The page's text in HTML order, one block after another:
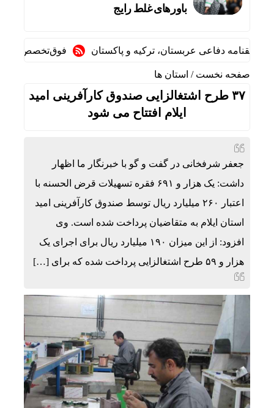
باورهای غلط رایج
دفاعی عربستان، ترکیه و پاکستان فوق‌تخصص نوزادان:
صفحه نخست / استان ها
۳۷ طرح اشتغالزایی صندوق کارآفرینی امید
ایلام افتتاح می شود
جعفر شرفخانی در گفت و گو با خبرنگار ما اظهار
داشت: یک هزار و ۶۹۱ فقره تسهیلات قرض الحسنه با
اعتبار ۲۶۰ میلیارد ریال توسط صندوق کارآفرینی امید
استان ایلام به متقاضیان پرداخت شده است. وی
افزود: از این میزان ۱۹۰ میلیارد ریال برای اجرای یک
هزار و ۵۹ طرح اشتغالزایی پرداخت شده که برای […]